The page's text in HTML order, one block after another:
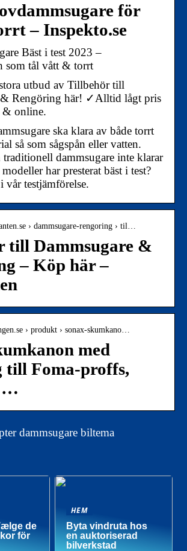
för
– Inspekto.se
Bäst i test 2023 –
som tål vått & torrt
utbud av Tillbehör till
& Rengöring här! ✓Alltid lågt pris
online.
ska klara av både torrt
så som sågspån eller vatten.
traditionell dammsugare inte klarar
har presterat bäst i test?
vår testjämförelse.
› dammsugare-rengoring › til…
till Dammsugare &
– Köp här –
› produkt › sonax-skumkano…
med
till Foma-proffs,
…
dammsugare biltema
de
för
HEM
Byta vindruta hos
en auktoriserad
bilverkstad